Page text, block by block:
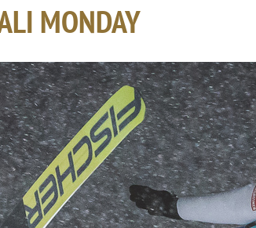
MONDAY